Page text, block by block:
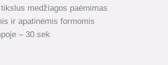
medžiagos paėmimas
ir apatinėmis formomis
– 30 sek